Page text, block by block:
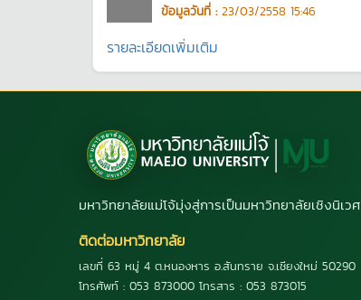
ข้อมูลวันที่ : 23/03/2558 15:46
รายละเอียดเพิ่มเติม
มหาวิทยาลัยแม่โจ้มุ่งสู่การเป็นมหาวิทยาลัยเชิงนิเวศ
ติดต่อมหาวิทยาลัย
เลขที่ 63 หมู่ 4 ต.หนองหาร อ.สันทราย จ.เชียงใหม่ 50290
โทรศัพท์ : 053 873000 โทรสาร : 053 873015